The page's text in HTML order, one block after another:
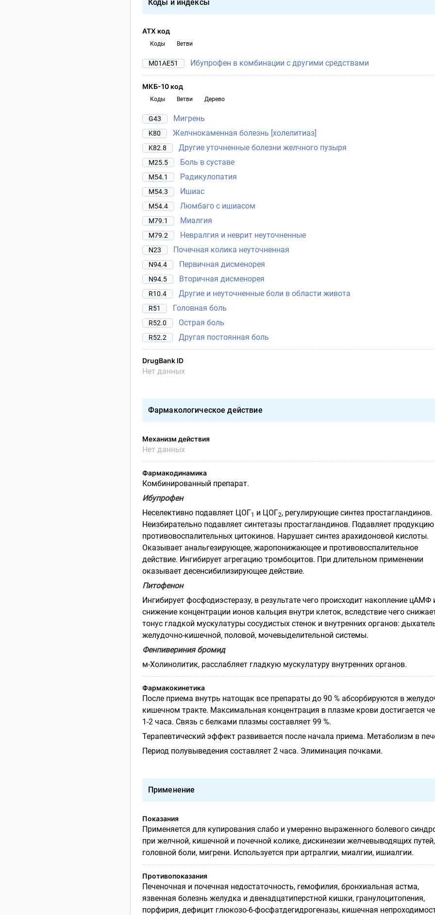
Коды и индексы
АТХ код
Коды Ветви
M01AE51 Ибупрофен в комбинации с другими средствами
МКБ-10 код
Коды Ветви Дерево
G43 Мигрень
K80 Желчнокаменная болезнь [холелитиаз]
K82.8 Другие уточненные болезни желчного пузыря
M25.5 Боль в суставе
M54.1 Радикулопатия
M54.3 Ишиас
M54.4 Люмбаго с ишиасом
M79.1 Миалгия
M79.2 Невралгия и неврит неуточненные
N23 Почечная колика неуточненная
N94.4 Первичная дисменорея
N94.5 Вторичная дисменорея
R10.4 Другие и неуточненные боли в области живота
R51 Головная боль
R52.0 Острая боль
R52.2 Другая постоянная боль
DrugBank ID
Нет данных
Фармакологическое действие
Механизм действия
Нет данных
Фармакодинамика
Комбинированный препарат.
Ибупрофен
Неселективно подавляет ЦОГ1 и ЦОГ2, регулирующие синтез простагландинов.
Неизбирательно подавляет синтетазы простагландинов. Подавляет продукцию
противовоспалительных цитокинов. Нарушает синтез арахидоновой кислоты.
Оказывает анальгезирующее, жаропонижающее и противовоспалительное
действие. Ингибирует агрегацию тромбоцитов. При длительном применении
оказывает десенсибилизирующее действие.
Питофенон
Ингибирует фосфодиэстеразу, в результате чего происходит накопление цАМФ
снижение концентрации ионов кальция внутри клеток, вследствие чего
тонус гладкой мускулатуры сосудистых стенок и внутренних органов:
желудочно-кишечной, половой, мочевыделительной системы.
Фенпивериния бромид
м-Холинолитик, расслабляет гладкую мускулатуру внутренних органов.
Фармакокинетика
После приема внутрь натощак все препараты до 90 % абсорбируются в
кишечном тракте. Максимальная концентрация в плазме крови достигается
1-2 часа. Связь с белками плазмы составляет 99 %.
Терапевтический эффект развивается после начала приема. Метаболизм в
Период полувыведения составляет 2 часа. Элиминация почками.
Применение
Показания
Применяется для купирования слабо и умеренно выраженного болевого
при желчной, кишечной и почечной колике, дискинезии желчевыводящих путей,
головной боли, мигрени. Используется при артралгии, миалгии, ишиалгии.
Противопоказания
Печеночная и почечная недостаточность, гемофилия, бронхиальная астма,
язвенная болезнь желудка и двенадцатиперстной кишки, гранулоцитопения,
порфирия, дефицит глюкозо-6-фосфатдегидрогеназы, кишечная